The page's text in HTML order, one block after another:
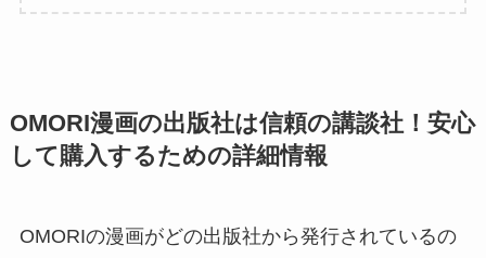
OMORI漫画の出版社は信頼の講談社！安心
して購入するための詳細情報
OMORIの漫画がどの出版社から発行されているの